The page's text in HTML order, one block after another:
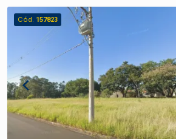
Cód. 157823